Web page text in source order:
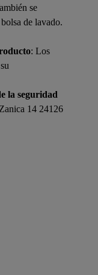
se
de lavado.
: Los
la seguridad
14 24126